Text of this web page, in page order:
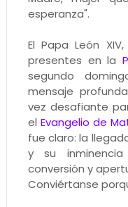
esperanza".
El Papa León
presentes en la
segundo
mensaje
vez desafiante
el Evangelio de
fue claro: la
y su inminencia
conversión y
Conviértanse